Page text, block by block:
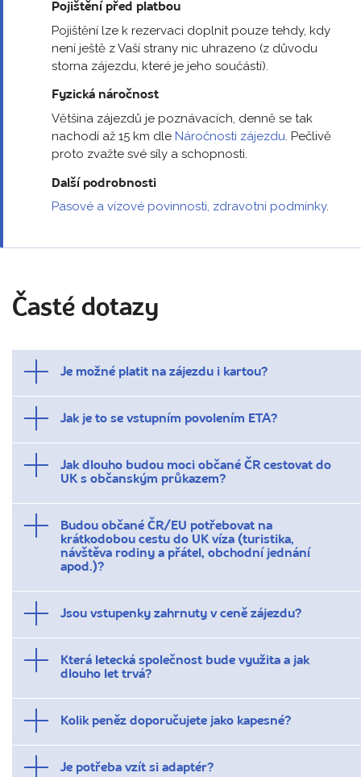
Pojištění před platbou
Pojištění lze k rezervaci doplnit pouze tehdy, kdy
není ještě z Vaší strany nic uhrazeno (z důvodu
storna zájezdu, které je jeho součástí).
Fyzická náročnost
Většina zájezdů je poznávacích, denně se tak
nachodí až 15 km dle Náročnosti zájezdu. Pečlivě
proto zvažte své síly a schopnosti.
Další podrobnosti
Pasové a vízové povinnosti, zdravotní podmínky.
Časté dotazy
Je možné platit na zájezdu i kartou?
Jak je to se vstupním povolením ETA?
Jak dlouho budou moci občané ČR cestovat do
UK s občanským průkazem?
Budou občané ČR/EU potřebovat na
krátkodobou cestu do UK víza (turistika,
návštěva rodiny a přátel, obchodní jednání
apod.)?
Jsou vstupenky zahrnuty v ceně zájezdu?
Která letecká společnost bude využita a jak
dlouho let trvá?
Kolik peněz doporučujete jako kapesné?
Je potřeba vzít si adaptér?